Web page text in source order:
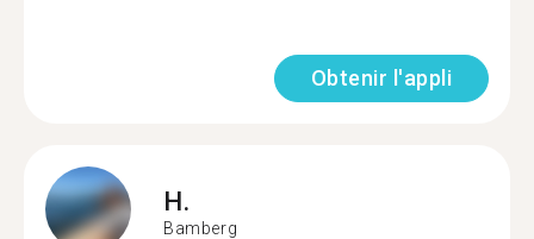
Obtenir l'appli
H.
Bamberg